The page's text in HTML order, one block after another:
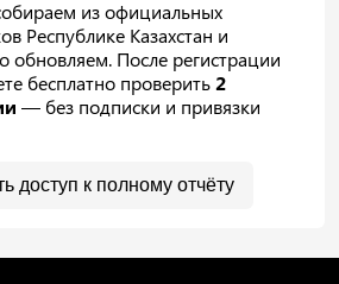
из официальных
Республике Казахстан и
обновляем. После регистрации
бесплатно проверить2
— без подписки и привязки
доступ к полному отчёту